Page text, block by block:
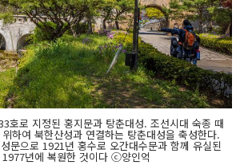
호로 지정된 홍지문과 탕춘대성. 조선시대 숙종 때
하여 북한산성과 연결하는 탕춘대성을 축성한다.
문으로 1921년 홍수로 오간대수문과 함께 유실된
1977년에 복원한 것이다 ⓒ양인억